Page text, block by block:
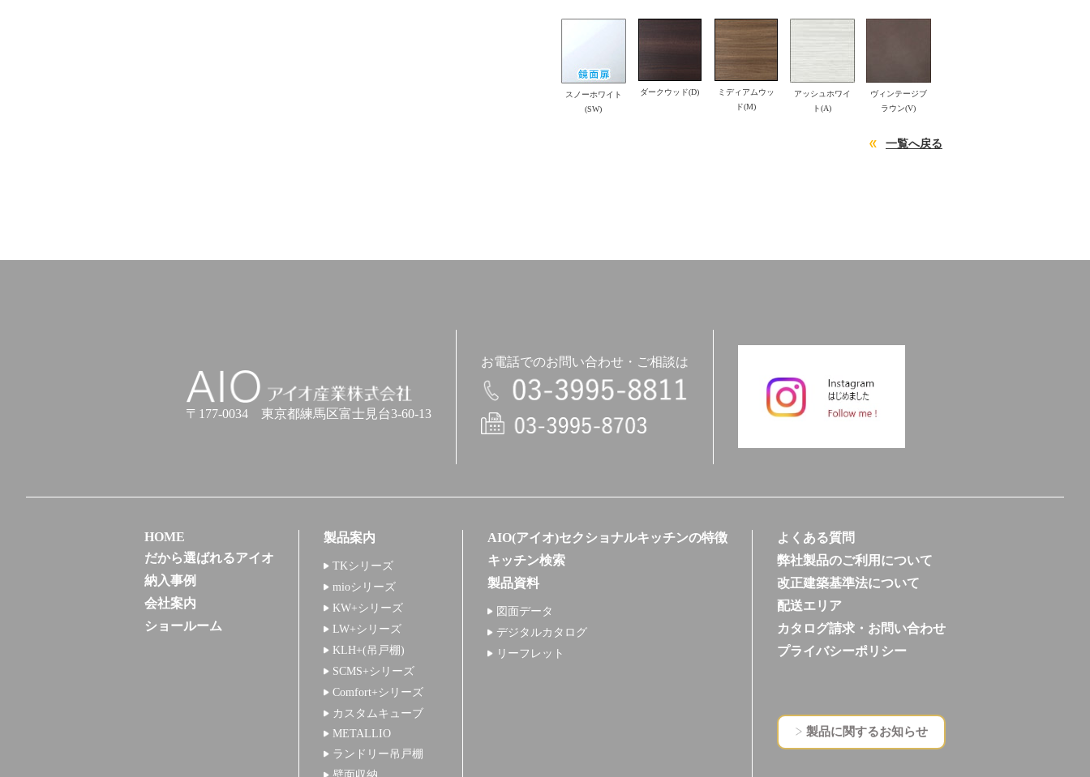
スノーホワイト
(SW)
ダークウッド(D)
ミディアムウッ
ド(M)
アッシュホワイ
ト(A)
ヴィンテージブ
ラウン(V)
一覧へ戻る
アイオ産業株式会社
〒177-0034 東京都練馬区富士見台3-60-13
お電話でのお問い合わせ・ご相談は
電話
HOME
だから選ばれるアイオ
納入事例
会社案内
ショールーム
製品案内
TKシリーズ
mioシリーズ
KW+シリーズ
LW+シリーズ
KLH+(吊戸棚)
SCMS+シリーズ
Comfort+シリーズ
カスタムキューブ
METALLIO
ランドリー吊戸棚
AIO(アイオ)セクショナルキッチンの特徴
キッチン検索
製品資料
図面データ
デジタルカタログ
リーフレット
よくある質問
弊社製品のご利用について
改正建築基準法について
配送エリア
カタログ請求・お問い合わせ
プライバシーポリシー
製品に関するお知らせ